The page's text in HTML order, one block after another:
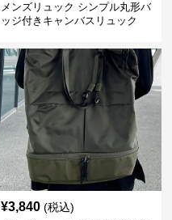
メンズリュック シンプル丸形バ
ッジ付きキャンバスリュック
¥3,840 (税込)